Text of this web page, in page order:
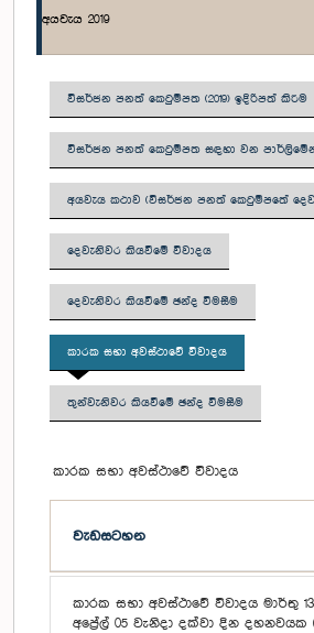
අයවැය 2019
විසර්ජන පනත් කෙටුම්පත (2019) ඉදිරිපත් කිරීම
විසර්ජන පනත් කෙටුම්පත සඳහා වන
අයවැය කථාව (විසර්ජන පනත් කෙටුම්පතේ
දෙවැනිවර කියවීමේ විවාදය
දෙවැනිවර කියවීමේ ඡන්ද විමසීම
කාරක සභා අවස්ථාවේ විවාදය
තුන්වැනිවර කියවීමේ ඡන්ද විමසීම
කාරක සභා අවස්ථාවේ විවාදය
වැඩසටහන
කාරක සභා අවස්ථාවේ විවාදය මාර්තු
අප්‍රේල් 05 වැනිදා දක්වා දින දහනවයක